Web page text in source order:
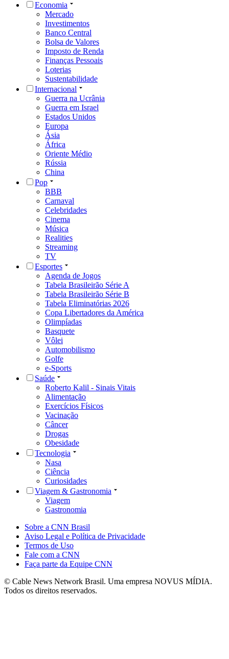
Economia
Mercado
Investimentos
Banco Central
Bolsa de Valores
Imposto de Renda
Finanças Pessoais
Loterias
Sustentabilidade
Internacional
Guerra na Ucrânia
Guerra em Israel
Estados Unidos
Europa
Ásia
África
Oriente Médio
Rússia
China
Pop
BBB
Carnaval
Celebridades
Cinema
Música
Realities
Streaming
TV
Esportes
Agenda de Jogos
Tabela Brasileirão Série A
Tabela Brasileirão Série B
Tabela Eliminatórias 2026
Copa Libertadores da América
Olimpíadas
Basquete
Vôlei
Automobilismo
Golfe
e-Sports
Saúde
Roberto Kalil - Sinais Vitais
Alimentação
Exercícios Físicos
Vacinação
Câncer
Drogas
Obesidade
Tecnologia
Nasa
Ciência
Curiosidades
Viagem & Gastronomia
Viagem
Gastronomia
Sobre a CNN Brasil
Aviso Legal e Política de Privacidade
Termos de Uso
Fale com a CNN
Faça parte da Equipe CNN
© Cable News Network Brasil. Uma empresa NOVUS MÍDIA.
Todos os direitos reservados.